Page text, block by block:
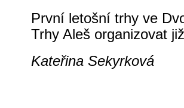
První letošní trhy ve
Trhy Aleš organizovat
Kateřina Sekyrková